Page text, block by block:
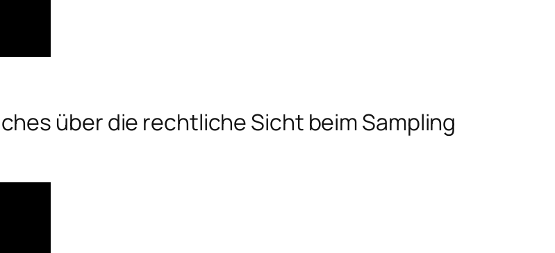
über die rechtliche Sicht beim Sampling